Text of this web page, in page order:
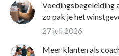
Voedingsbegeleiding
zo pak je het
27 juli 2026
Meer klanten als